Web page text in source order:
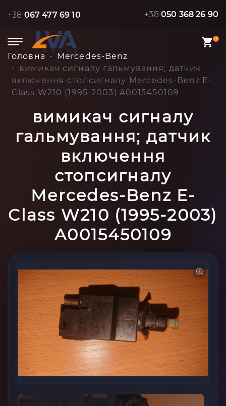
+38 067 477 69 10 +38 050 368 26 90
0
Головна
Mercedes-Benz
вимикач сигналу гальмування; датчик
включення стопсигналу Mercedes-Benz E-
Class W210 (1995-2003) A0015450109
вимикач сигналу
гальмування; датчик
включення
стопсигналу
Mercedes-Benz E-
Class W210 (1995-2003)
A0015450109